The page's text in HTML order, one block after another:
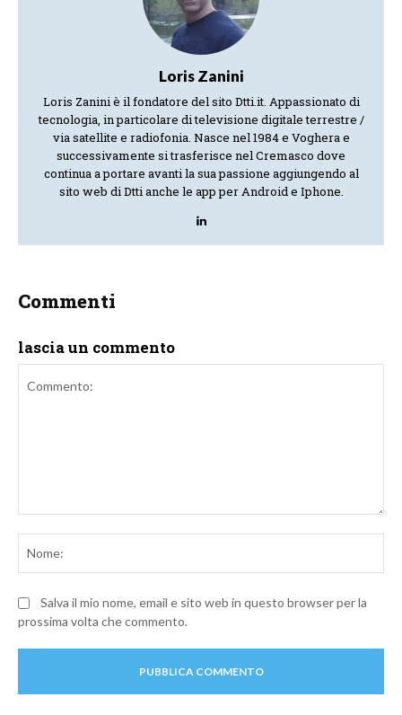
Loris Zanini
Loris Zanini è il fondatore del sito Dtti.it. Appassionato di
tecnologia, in particolare di televisione digitale terrestre /
via satellite e radiofonia. Nasce nel 1984 e Voghera e
successivamente si trasferisce nel Cremasco dove
continua a portare avanti la sua passione aggiungendo al
sito web di Dtti anche le app per Android e Iphone.
Commenti
lascia un commento
Salva il mio nome, email e sito web in questo browser per la
prossima volta che commento.